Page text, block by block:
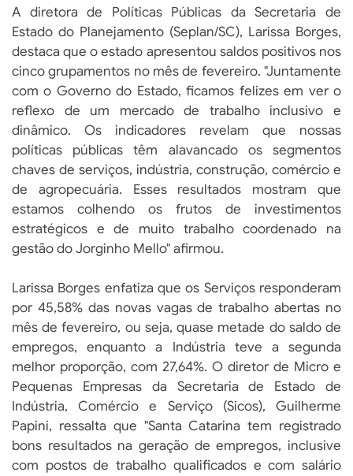
A diretora de Políticas Públicas da Secretaria de
Estado do Planejamento (Seplan/SC), Larissa Borges,
destaca que o estado apresentou saldos positivos nos
cinco grupamentos no mês de fevereiro. "Juntamente
com o Governo do Estado, ficamos felizes em ver o
reflexo de um mercado de trabalho inclusivo e
dinâmico. Os indicadores revelam que nossas
políticas públicas têm alavancado os segmentos
chaves de serviços, indústria, construção, comércio e
de agropecuária. Esses resultados mostram que
estamos colhendo os frutos de investimentos
estratégicos e de muito trabalho coordenado na
gestão do Jorginho Mello" afirmou.
Larissa Borges enfatiza que os Serviços responderam
por 45,58% das novas vagas de trabalho abertas no
mês de fevereiro, ou seja, quase metade do saldo de
empregos, enquanto a Indústria teve a segunda
melhor proporção, com 27,64%. O diretor de Micro e
Pequenas Empresas da Secretaria de Estado de
Indústria, Comércio e Serviço (Sicos), Guilherme
Papini, ressalta que "Santa Catarina tem registrado
bons resultados na geração de empregos, inclusive
com postos de trabalho qualificados e com salário